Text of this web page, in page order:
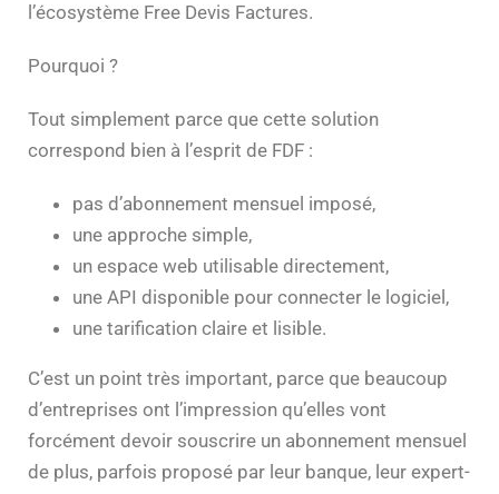
l’écosystème Free Devis Factures.
Pourquoi ?
Tout simplement parce que cette solution
correspond bien à l’esprit de FDF :
pas d’abonnement mensuel imposé,
une approche simple,
un espace web utilisable directement,
une API disponible pour connecter le logiciel,
une tarification claire et lisible.
C’est un point très important, parce que beaucoup
d’entreprises ont l’impression qu’elles vont
forcément devoir souscrire un abonnement mensuel
de plus, parfois proposé par leur banque, leur expert-